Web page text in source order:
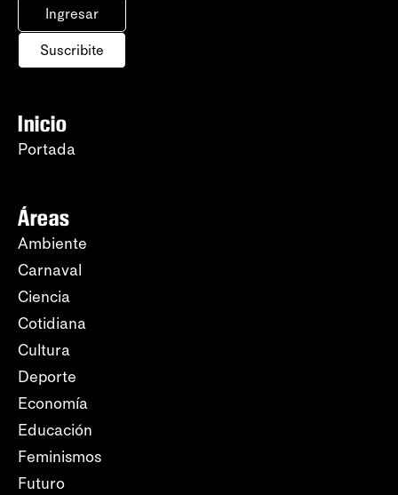
Ingresar
Suscribite
Inicio
Portada
Áreas
Ambiente
Carnaval
Ciencia
Cotidiana
Cultura
Deporte
Economía
Educación
Feminismos
Futuro